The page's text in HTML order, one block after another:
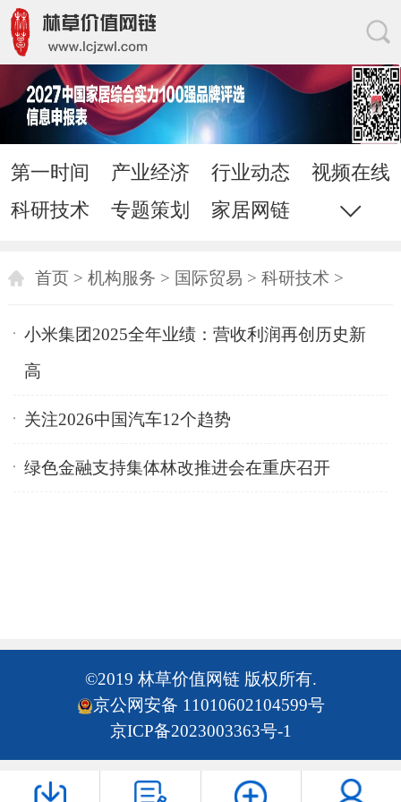
第一时间 产业经济 行业动态
视频在线
科研技术
专题策划 家居网链
网站地图
首页 > 机构服务 > 国际贸易 > 科研技术>
小米集团2025全年业绩：营收利润再创历史新
高
关注2026中国汽车12个趋势
绿色金融支持集体林改推进会在重庆召开
©2019 林草价值网链 版权所有.
京公网安备 11010602104599号
京ICP备2023003363号-1